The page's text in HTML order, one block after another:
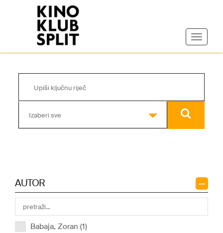
Izaberi sve
AUTOR
Babaja, Zoran (1)